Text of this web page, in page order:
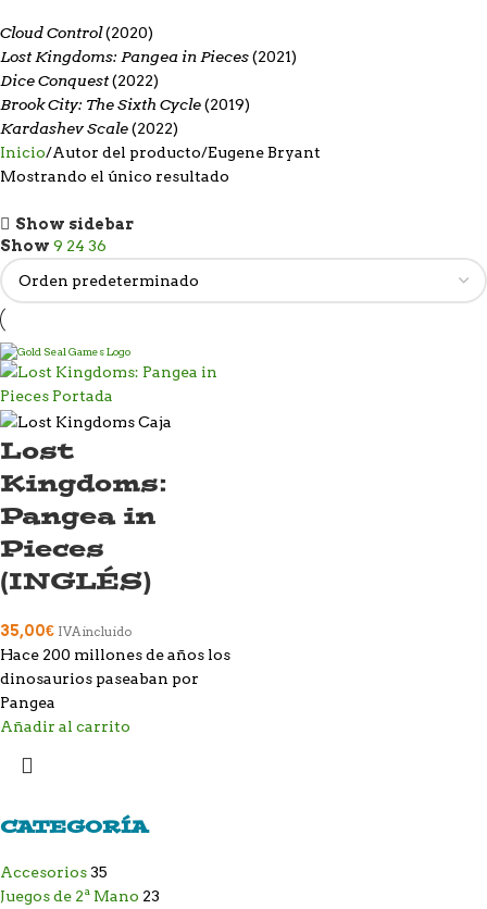
CATEGORÍA
Accesorios35
Juegos de 2ª Mano 23
Cloud Control(2020)
Lost Kingdoms: Pangea in Pieces(2021)
Dice Conquest(2022)
Brook City: The Sixth Cycle(2019)
Kardashev Scale(2022)
Inicio Autor del producto Eugene Bryant
Mostrando el único resultado
Show sidebar
Show 9 24 36
Lost
Kingdoms:
Pangea in
Pieces
(INGLÉS)
35,00€ IVA incluido
Hace 200 millones de años los
dinosaurios paseaban por
Pangea
Añadir al carrito